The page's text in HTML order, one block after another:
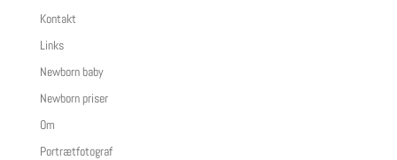
Kontakt
Links
Newborn baby
Newborn priser
Om
Portrætfotograf